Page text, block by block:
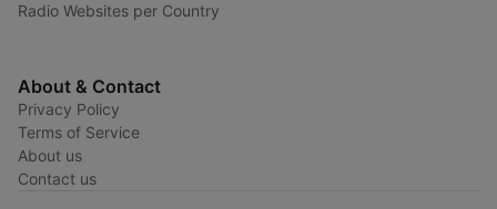
Radio Websites per Country
About & Contact
Privacy Policy
Terms of Service
About us
Contact us